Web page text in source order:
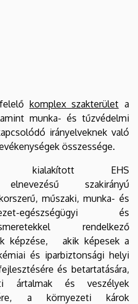
komplex szakterület a
munka- és tűzvédelmi
irányelveknek való
összessége.
kialakított EHS
elnevezésű szakirányú
műszaki, munka- és
egészségügyi és
rendelkező
képzése, akik képesek a
és iparbiztonsági helyi
és betartatására,
ártalmak és veszélyek
a környezeti károk